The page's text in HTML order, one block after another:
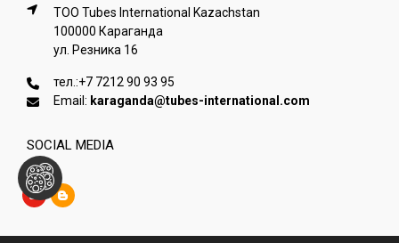
ТОО Tubes International Kazachstan
100000 Караганда
ул. Резника 16
тел.:+7 7212 90 93 95
Email: karaganda@tubes-international.com
SOCIAL MEDIA